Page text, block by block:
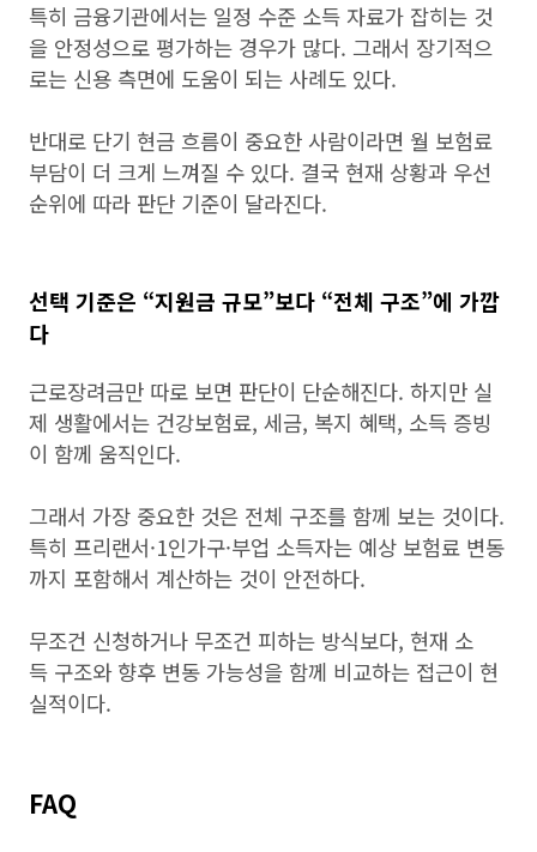
특히 금융기관에서는 일정 수준 소득 자료가 잡히는 것
을 안정성으로 평가하는 경우가 많다. 그래서 장기적으
로는 신용 측면에 도움이 되는 사례도 있다.
반대로 단기 현금 흐름이 중요한 사람이라면 월 보험료
부담이 더 크게 느껴질 수 있다. 결국 현재 상황과 우선
순위에 따라 판단 기준이 달라진다.
선택 기준은 “지원금 규모”보다 “전체 구조”에 가깝
다
근로장려금만 따로 보면 판단이 단순해진다. 하지만 실
제 생활에서는 건강보험료, 세금, 복지 혜택, 소득 증빙
이 함께 움직인다.
그래서 가장 중요한 것은 전체 구조를 함께 보는 것이다.
특히 프리랜서·1인가구·부업 소득자는 예상 보험료 변동
까지 포함해서 계산하는 것이 안전하다.
무조건 신청하거나 무조건 피하는 방식보다, 현재 소
득 구조와 향후 변동 가능성을 함께 비교하는 접근이 현
실적이다.
FAQ